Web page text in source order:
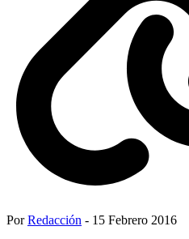
PorRedacción - 15 Febrero 2016